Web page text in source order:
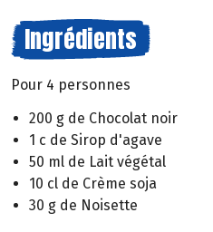
Ingrédients
Pour 4 personnes
200 g de Chocolat noir
1 c de Sirop d'agave
50 ml de Lait végétal
10 cl de Crème soja
30 g de Noisette